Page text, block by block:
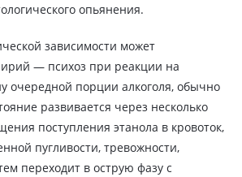
опьянения.
зависимости может
— психоз при реакции на
очередной порции алкоголя, обычно
развивается через несколько
поступления этанола в кровоток,
пугливости, тревожности,
переходит в острую фазу с